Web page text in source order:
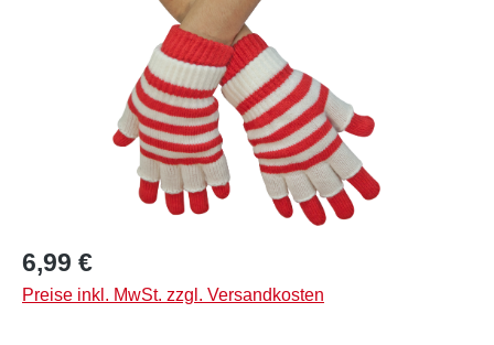
Regulärer Preis:
6,99 €
Preise inkl. MwSt. zzgl. Versandkosten